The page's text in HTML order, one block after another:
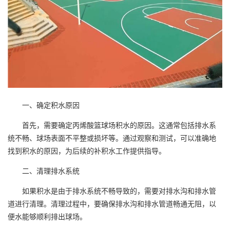
一、确定积水原因
首先，需要确定丙烯酸篮球场积水的原因。这通常包括排水系
统不畅、球场表面不平整或损坏等。通过观察和测试，可以准确地
找到积水的原因，为后续的补积水工作提供指导。
二、清理排水系统
如果积水是由于排水系统不畅导致的，需要对排水沟和排水管
道进行清理。清理过程中，要确保排水沟和排水管道畅通无阻，以
便水能够顺利排出球场。